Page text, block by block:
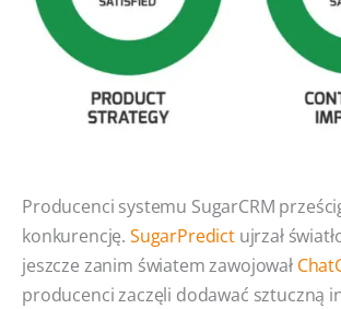
Producenci systemu SugarCRM
konkurencję. SugarPredictujrzał
jeszcze zanim światem zawojował
producenci zaczęli dodawać sztuczną